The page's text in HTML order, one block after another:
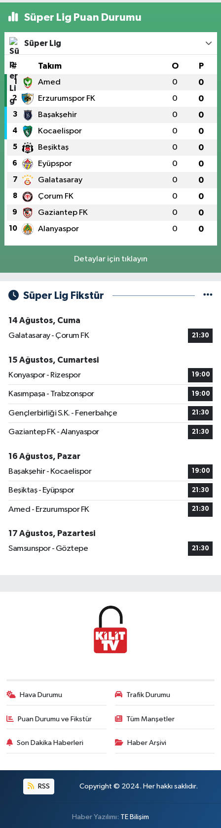
Süper Lig Puan Durumu
Süper Lig
# Takım O P
1 Amed 0 0
2 Erzurumspor FK 0 0
3 Başakşehir 0 0
4 Kocaelispor 0 0
5 Beşiktaş 0 0
6 Eyüpspor 0 0
7 Galatasaray 0 0
8 Çorum FK 0 0
9 Gaziantep FK 0 0
10 Alanyaspor 0 0
Detaylar için tıklayın
Süper Lig Fikstür
14 Ağustos, Cuma
Galatasaray - Çorum FK
21:30
15 Ağustos, Cumartesi
Konyaspor - Rizespor
19:00
Kasımpaşa - Trabzonspor 19:00
Gençlerbirliği S.K. - Fenerbahçe 21:30
Gaziantep FK - Alanyaspor 21:30
16 Ağustos, Pazar
Başakşehir - Kocaelispor
19:00
Beşiktaş - Eyüpspor 21:30
Amed - Erzurumspor FK 21:30
17 Ağustos, Pazartesi
Samsunspor - Göztepe
21:30
Hava Durumu Trafik Durumu
Puan Durumu ve Fikstür Tüm Manşetler
Son Dakika Haberleri Haber Arşivi
RSS Copyright © 2024. Her hakkı saklıdır.
Haber Yazılımı: TE Bilişim